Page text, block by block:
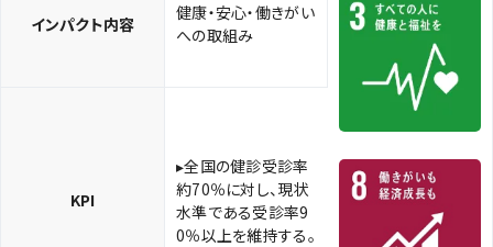
インパクト内容
健康・安心・働きがい
への取組み
KPI
▸全国の健診受診率
約70％に対し、現状
水準である受診率9
0％以上を維持する。